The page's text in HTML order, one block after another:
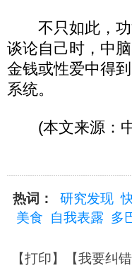
不只如此，功
谈论自己时，中
金钱或性爱中得
系统。
(本文来源：中
热词： 研究发现
美食
自我表露 多
【打印】【我要纠错